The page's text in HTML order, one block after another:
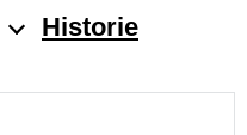
Historie